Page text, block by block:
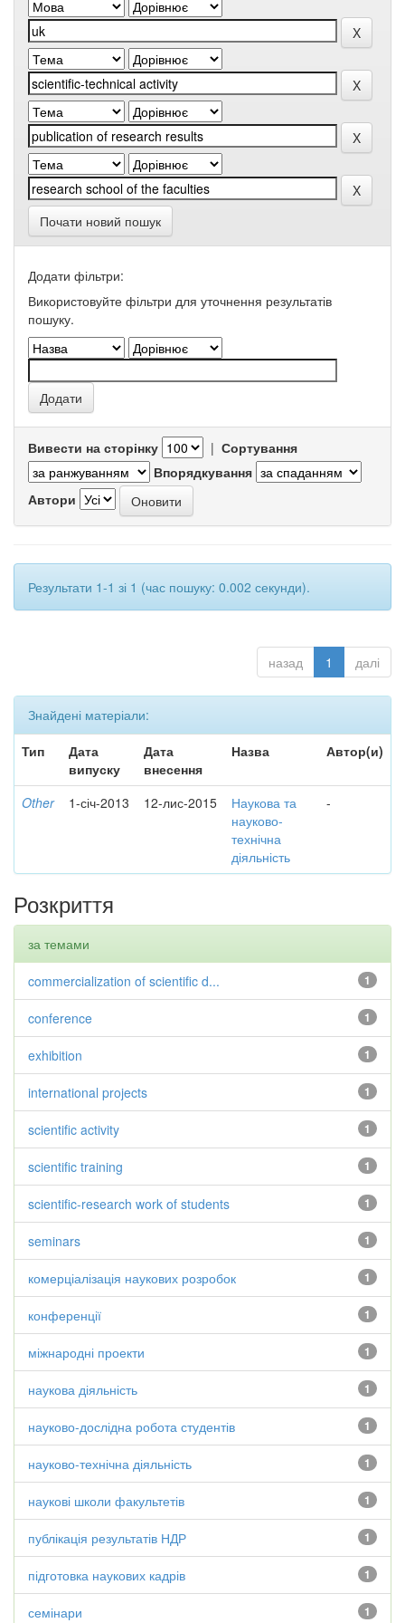
Почати новий пошук
Додати фільтри:
Використовуйте фільтри для уточнення результатів
пошуку.
Вивести на сторінку | Сортування
Впорядкування
Автори
Результати 1-1 зі 1 (час пошуку: 0.002 секунди).
назад 1 далі
Знайдені матеріали:
Тип
Дата
випуску
Дата
внесення
Назва Автор(и)
Other 1-січ-2013 12-лис-2015
Наукова та
науково-
технічна
діяльність
-
Розкриття
за темами
1
commercialization of scientific d...
1
conference
1
exhibition
1
international projects
1
scientific activity
1
scientific training
1
scientific-research work of students
1
seminars
1
комерціалізація наукових розробок
1
конференції
1
міжнародні проекти
1
наукова діяльність
1
науково-дослідна робота студентів
1
науково-технічна діяльність
1
наукові школи факультетів
1
публікація результатів НДР
1
підготовка наукових кадрів
1
семінари